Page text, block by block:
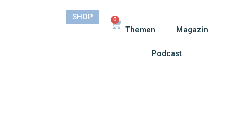
SHOP 0
Themen Magazin
Podcast